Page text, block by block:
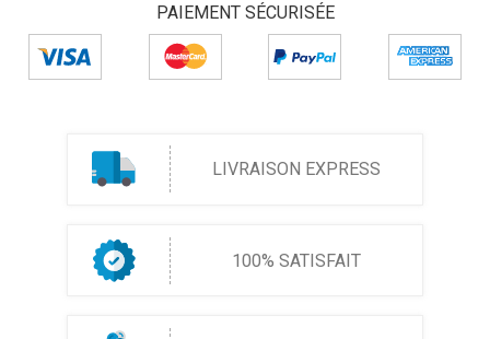
PAIEMENT SÉCURISÉE
LIVRAISON EXPRESS
100% SATISFAIT